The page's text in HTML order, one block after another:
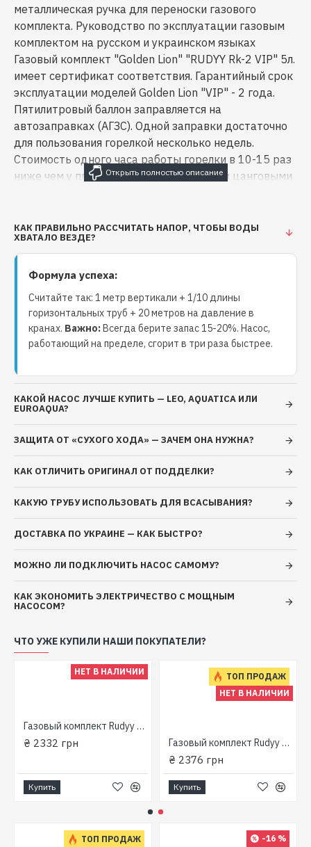
металлическая ручка для переноски газового
комплекта. Руководство по эксплуатации газовым
комплектом на русском и украинском языках
Газовый комплект "Golden Lion" "RUDYY Rk-2 VIP" 5л.
имеет сертификат соответствия. Гарантийный срок
эксплуатации моделей Golden Lion "VIP" - 2 года.
Пятилитровый баллон заправляется на
автозаправках (АГЗС). Одной заправки достаточно
для пользования горелкой несколько недель.
Стоимость одного часа работы горелки в 10-15 раз
ниже чем у плит и горелок с небольшими цанговыми
удачная модель для туристов автолюбителей и
любителей кемпинга. К баллону можно подключать
специальные гриль-пластины, газовые
обогреватели, редукторы, паяльные лампы и.т.д.
Возможности использования: для обогрева
помещений инфракрасными и другими газовыми
нагревателями, для укладки рубероида, быстрого
прогрева двигателей в зимний период, для бытовых
приготовления еды и т.д. Внимание: оригинальный
газовый комплект "Golden Lion" "RUDYY Rk-2 VIP" 5л.
имеет три степени защиты от подделки. На
баллонах заводским методом выдавлена надпись
«GOLDEN LION», «RUDYY». Настоящий газовый
комплект «GOLDEN LION» имеет штамп RUDYY на
тарелке. МНЕНИЯ И ВОПРОСЫ ПОСЕТИТЕЛЕЙ Нет
или вопрос. Добавить комментарий Вес горелки с
Габаритные размеры: 23x23x30 см Реальный
внутренний объем бака: 4,8 л
КАК ПРАВИЛЬНО РАССЧИТАТЬ НАПОР, ЧТОБЫ ВОДЫ
ХВАТАЛО ВЕЗДЕ?
Формула успеха:
Считайте так: 1 метр вертикали + 1/10 длины
горизонтальных труб + 20 метров на давление в
кранах. Важно:Всегда берите запас 15-20%. Насос,
работающий на пределе, сгорит в три раза быстрее.
КАКОЙ НАСОС ЛУЧШЕ КУПИТЬ — LEO, AQUATICA ИЛИ
EUROAQUA?
ЗАЩИТА ОТ «СУХОГО ХОДА» — ЗАЧЕМ ОНА НУЖНА?
КАК ОТЛИЧИТЬ ОРИГИНАЛ ОТ ПОДДЕЛКИ?
КАКУЮ ТРУБУ ИСПОЛЬЗОВАТЬ ДЛЯ ВСАСЫВАНИЯ?
ДОСТАВКА ПО УКРАИНЕ — КАК БЫСТРО?
МОЖНО ЛИ ПОДКЛЮЧИТЬ НАСОС САМОМУ?
КАК ЭКОНОМИТЬ ЭЛЕКТРИЧЕСТВО С МОЩНЫМ
НАСОСОМ?
ЧТО УЖЕ КУПИЛИ НАШИ ПОКУПАТЕЛИ?
НЕТ В НАЛИЧИИ
Газовый комплект Rudyy RK-2 (3kw) "Пикник-Italy" 5 литров
₴ 2332 грн
Купить
ТОП ПРОДАЖ
НЕТ В НАЛИЧИИ
Газовый комплект Rudyy RK-2 (2.6kw/пьезо) "Пикник-Italy" 5 литров
₴ 2376 грн
Купить
ТОП ПРОДАЖ -16 %